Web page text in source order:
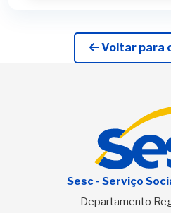
Voltar para
Sesc - Serviço
Departamento